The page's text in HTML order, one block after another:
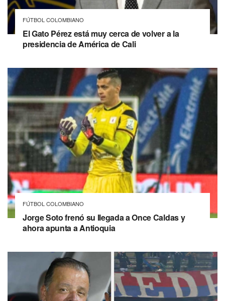
FÚTBOL COLOMBIANO
El Gato Pérez está muy cerca de volver a la
presidencia de América de Cali
FÚTBOL COLOMBIANO
Jorge Soto frenó su llegada a Once Caldas y
ahora apunta a Antioquia